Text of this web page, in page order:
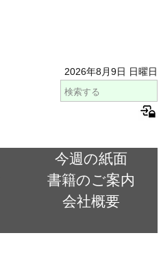
2026年8月9日 日曜日
今週の紙面
書籍のご案内
会社概要